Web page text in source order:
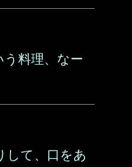
う料理、なー
して、口をあ